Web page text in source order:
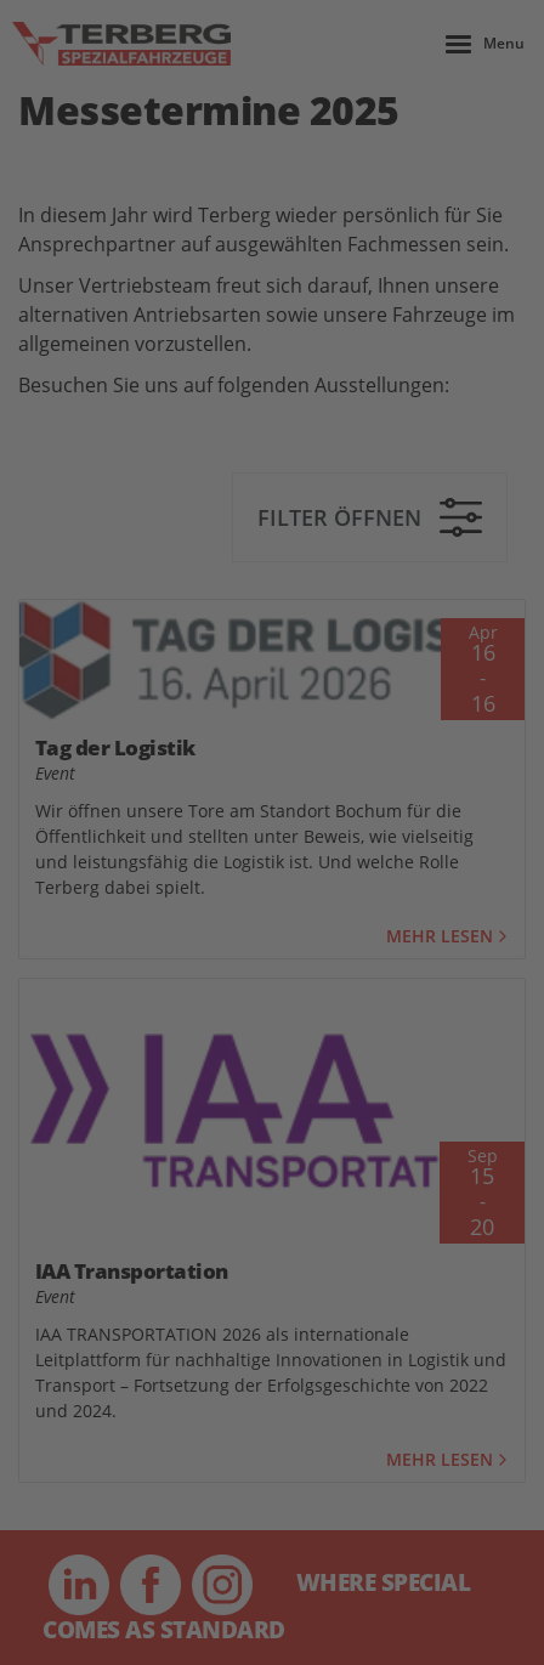
Menu
Messetermine 2025
In diesem Jahr wird Terberg wieder persönlich für Sie
Ansprechpartner auf ausgewählten Fachmessen sein.
Unser Vertriebsteam freut sich darauf, Ihnen unsere
alternativen Antriebsarten sowie unsere Fahrzeuge im
allgemeinen vorzustellen.
Besuchen Sie uns auf folgenden Ausstellungen:
FILTER ÖFFNEN
Apr
16
-
16
Tag der Logistik
Event
Wir öffnen unsere Tore am Standort Bochum für die
Öffentlichkeit und stellten unter Beweis, wie vielseitig
und leistungsfähig die Logistik ist. Und welche Rolle
Terberg dabei spielt.
MEHR LESEN
Sep
15
-
20
IAA Transportation
Event
IAA TRANSPORTATION 2026 als internationale
Leitplattform für nachhaltige Innovationen in Logistik und
Transport – Fortsetzung der Erfolgsgeschichte von 2022
und 2024.
MEHR LESEN
WHERE SPECIAL
COMES AS STANDARD